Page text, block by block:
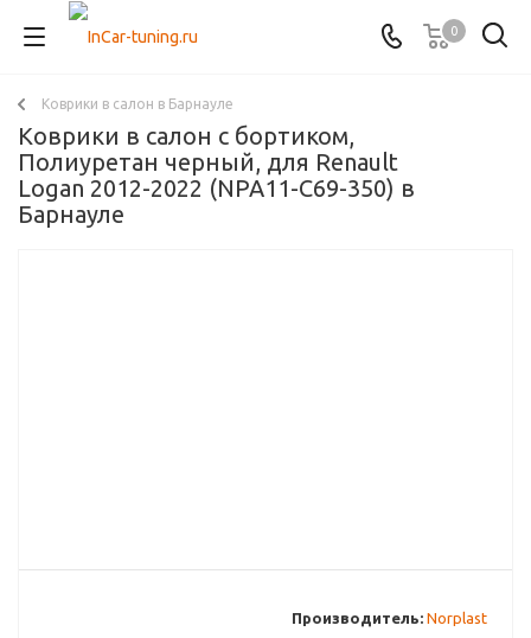
0
Коврики в салон в Барнауле
Коврики в салон с бортиком,
Полиуретан черный, для Renault
Logan 2012-2022 (NPA11-C69-350) в
Барнауле
Производитель: Norplast